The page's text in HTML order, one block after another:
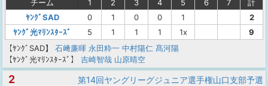
チーム 1 2 3 4 5 6 7
計
ﾔﾝｸﾞSAD
0 1 0 0 1
2
ﾔﾝｸﾞ光ﾏﾘﾝｽﾀｰｽﾞ
5 1 1 1 1x
9
【ﾔﾝｸﾞSAD】
石﨑廉暉 永田粋一 中村陽仁 髙河陽
【ﾔﾝｸﾞ光ﾏﾘﾝｽﾀｰｽﾞ】
吉崎智哉 山原晴空
2 第14回ヤングリーグジュニア選手権山口支部予選